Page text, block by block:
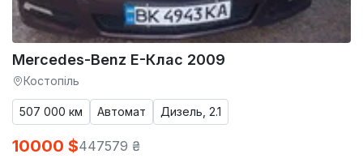
Mercedes-Benz E-Клас 2009
Костопіль
507 000 км Автомат Дизель, 2.1
10000 $447579 ₴